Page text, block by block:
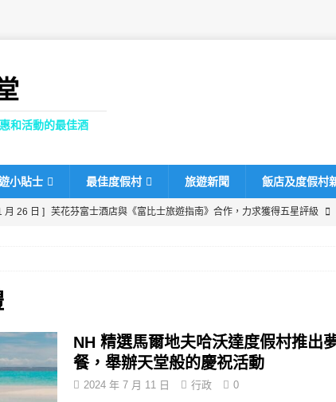
和活動的最佳酒
小貼士 最佳度假村 旅遊新聞 飯店及度假村
月 26 日 ] 芙花芬富士酒店與《富比士旅遊指南》合作，力求獲得五星評級
月 24 日 ]
月 21 日 ]
提供免費接送服務。 特別優惠
月 13 日 ] 諾瓦馬爾地夫蜜月之旅，55% 優惠
NH 精選馬爾地夫哈沃達度假村推出
餐，舉辦天堂般的慶祝活動
2024 年 7 月 11 日 行政 0